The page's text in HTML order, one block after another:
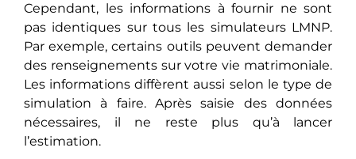
Cependant, les informations à fournir ne sont
pas identiques sur tous les simulateurs LMNP.
Par exemple, certains outils peuvent demander
des renseignements sur votre vie matrimoniale.
Les informations diffèrent aussi selon le type de
simulation à faire. Après saisie des données
nécessaires, il ne reste plus qu’à lancer
l’estimation.